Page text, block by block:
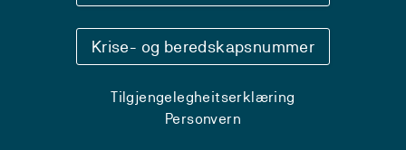
Krise- og beredskapsnummer
Tilgjengelegheitserklæring
Personvern